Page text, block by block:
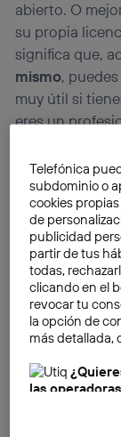
abierto. O
su propia
significa que,
mismo, puedes
muy útil si
eres un
Telefónica
subdominio o
cookies
de
publicidad
partir de tus
todas,
clicando en el
revocar tu
la opción de
más detallada,
las
Nosotros,
realizar